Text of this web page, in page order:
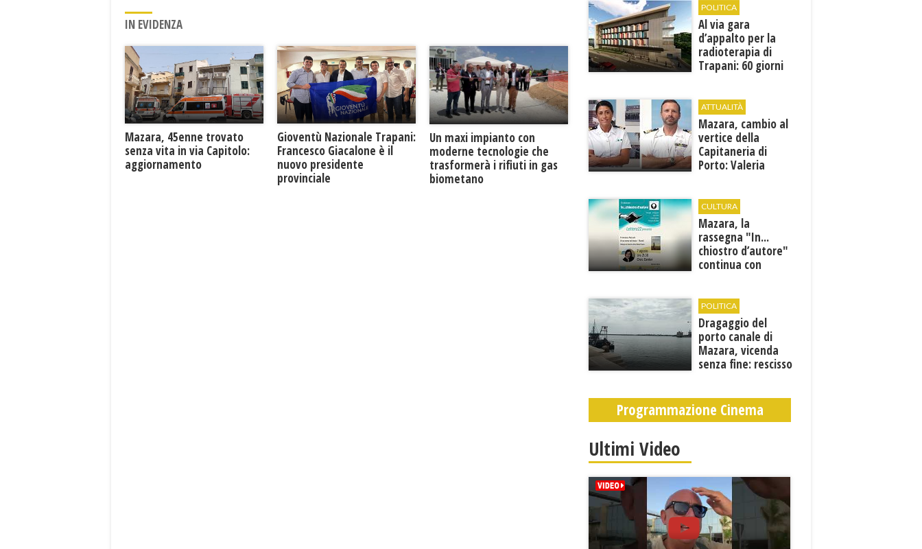
IN EVIDENZA
Mazara, 45enne trovato
senza vita in via Capitolo:
aggiornamento
Gioventù Nazionale Trapani:
Francesco Giacalone è il
nuovo presidente
provinciale
Un maxi impianto con
moderne tecnologie che
trasformerà i rifiuti in gas
biometano
POLITICA
Al via gara
d’appalto per la
radioterapia di
Trapani: 60 giorni
ATTUALITÀ
Mazara, cambio al
vertice della
Capitaneria di
Porto: Valeria
CULTURA
Mazara, la
rassegna "In...
chiostro d’autore"
continua con
POLITICA
Dragaggio del
porto canale di
Mazara, vicenda
senza fine: rescisso
Programmazione Cinema
Ultimi Video